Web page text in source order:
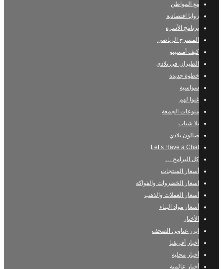
مع المواطن
زوايا اقتصادية
برنامج الأسرة
المسرح الرياضي
كيف أمسيتو
الطيران في بلادي
خطوة جديدة
سواسية
غنوا لهم
منوعات الجمعة
يلا شباب
صالون بلادي
Let’s Have a Chat
كل البرامج …
أسعار المنتجات
اسعار الخضروات والفواكة
أسعار العملات والذهب
أسعار مواد البناء
الأخبار
ابرز عناوين الصحف
أخبار أفريقيا
أخبار محلية
أخبار عالمية